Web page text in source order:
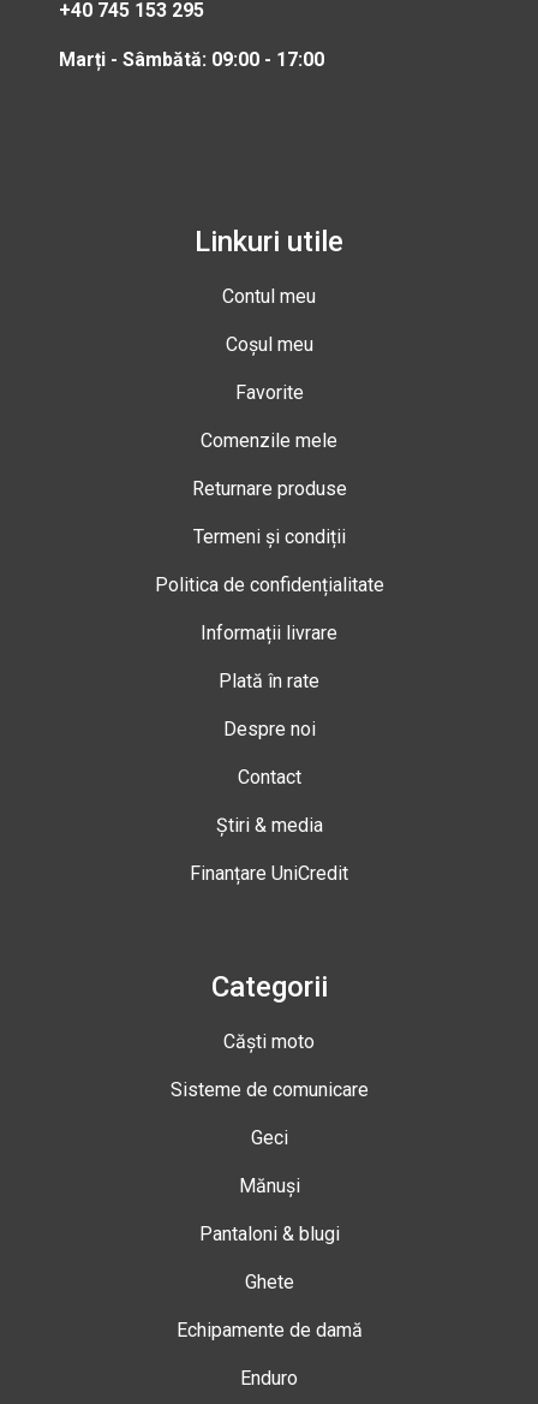
+40 745 153 295
Marți - Sâmbătă: 09:00 - 17:00
Linkuri utile
Contul meu
Coșul meu
Favorite
Comenzile mele
Returnare produse
Termeni și condiții
Politica de confidențialitate
Informații livrare
Plată în rate
Despre noi
Contact
Știri & media
Finanțare UniCredit
Categorii
Căști moto
Sisteme de comunicare
Geci
Mănuși
Pantaloni & blugi
Ghete
Echipamente de damă
Enduro